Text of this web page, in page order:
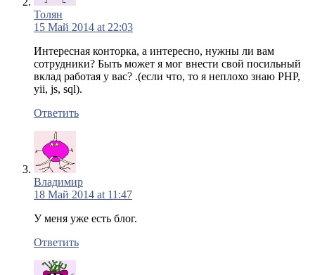
Толян
15 Май 2014 at 22:03
Интересная конторка, а интересно, нужны ли вам
сотрудники? Быть может я мог внести свой посильный
вклад работая у вас? .(если что, то я неплохо знаю PHP,
yii, js, sql).
Ответить
Владимир
18 Май 2014 at 11:47
У меня уже есть блог.
Ответить